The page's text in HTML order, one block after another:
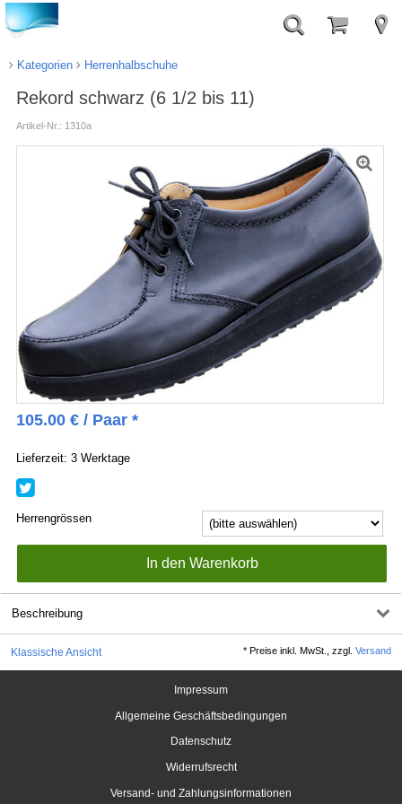
Kategorien Herrenhalbschuhe
Rekord schwarz (6 1/2 bis 11)
Artikel-Nr.: 1310a
105.00 €/ Paar *
Lieferzeit: 3 Werktage
Herrengrössen
Beschreibung
Klassische Ansicht * Preise inkl. MwSt., zzgl.Versand
Impressum
Allgemeine Geschäftsbedingungen
Datenschutz
Widerrufsrecht
Versand- und Zahlungsinformationen